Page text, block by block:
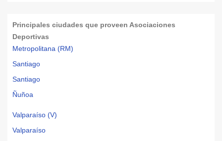
Principales ciudades que proveen Asociaciones
Deportivas
Metropolitana (RM)
Santiago
Santiago
Ñuñoa
Valparaíso (V)
Valparaíso